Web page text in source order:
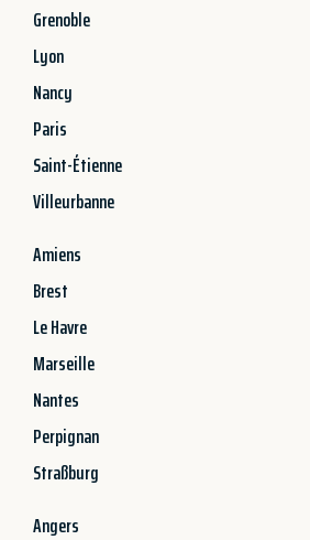
Grenoble
Lyon
Nancy
Paris
Saint-Étienne
Villeurbanne
Amiens
Brest
Le Havre
Marseille
Nantes
Perpignan
Straßburg
Angers